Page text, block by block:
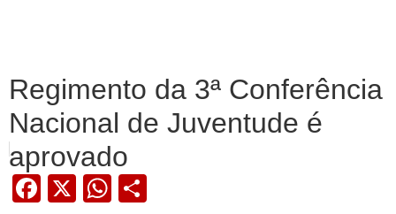
Regimento da 3ª Conferência
Nacional de Juventude é
aprovado
Facebook
X WhatsApp